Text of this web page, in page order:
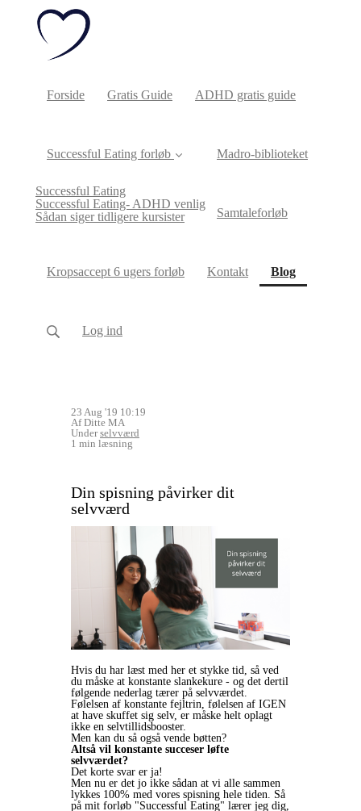
Forside Gratis Guide ADHD gratis guide
Successful Eating forløb
Successful Eating
Successful Eating- ADHD venlig
Sådan siger tidligere kursister
Madro-biblioteket
Samtaleforløb
Kropsaccept 6 ugers forløb Kontakt Blog(current)
Log ind
23 Aug '19 10:19
Af Ditte MA
Underselvværd
1 min læsning
Din spisning påvirker dit
selvværd
Hvis du har læst med her et stykke tid, så ved
du måske at konstante slankekure - og det dertil
følgende nederlag tærer på selvværdet.
Følelsen af konstante fejltrin, følelsen af IGEN
at have skuffet sig selv, er måske helt oplagt
ikke en selvtillidsbooster.
Men kan du så også vende bøtten?
Altså vil konstante succeser løfte
selvværdet?
Det korte svar er ja!
Men nu er det jo ikke sådan at vi alle sammen
lykkes 100% med vores spisning hele tiden. Så
på mit forløb "Successful Eating" lærer jeg dig,